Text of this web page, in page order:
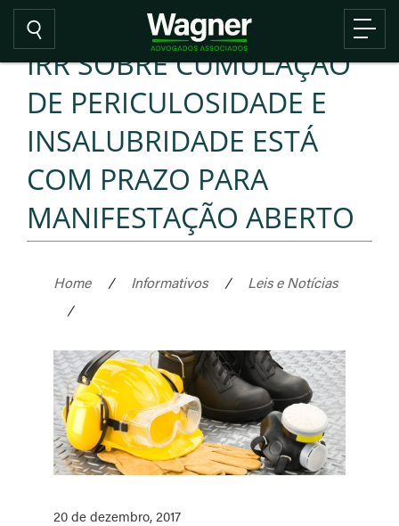
IRR SOBRE CUMULAÇÃO
DE PERICULOSIDADE E
INSALUBRIDADE ESTÁ
COM PRAZO PARA
MANIFESTAÇÃO ABERTO
Home / Informativos /
Leis e Notícias
/
20 de dezembro, 2017